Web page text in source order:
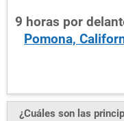
9 horas por
Pomona,
¿Cuáles son las